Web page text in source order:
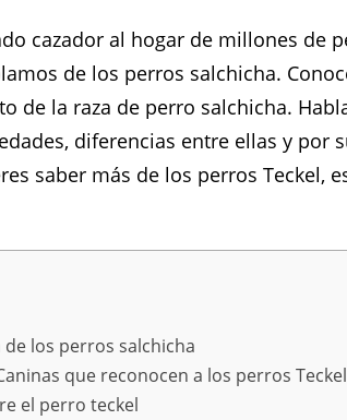
cazador al hogar de millones de
de los perros salchicha.
de la raza de perro salchicha.
diferencias entre ellas y por
saber más de los perros Teckel,
los perros salchicha
que reconocen a los perros Teckel
el perro teckel